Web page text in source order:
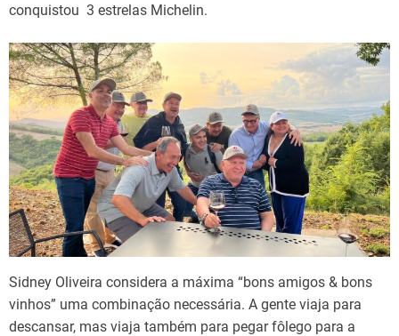
conquistou 3 estrelas Michelin.
Sidney Oliveira considera a máxima “bons amigos & bons
vinhos” uma combinação necessária. A gente viaja para
descansar, mas viaja também para pegar fôlego para a